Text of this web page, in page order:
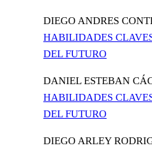
DIEGO ANDRES
HABILIDADES
DEL FUTURO
DANIEL ESTEBAN
HABILIDADES
DEL FUTURO
DIEGO ARLEY